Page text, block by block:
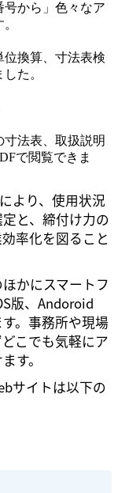
から」色々なア
位換算、寸法表検
た。
法表、取扱説明
で閲覧できま
より、使用状況
と、締付け力の
率化を図ること
かにスマートフ
版、Andoroid
。事務所や現場
こでも気軽にア
す。
サイトは以下の